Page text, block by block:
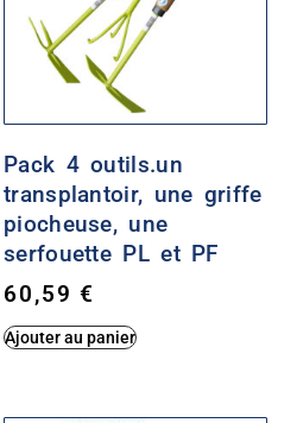
Pack 4 outils.un
transplantoir, une griffe
piocheuse, une
serfouette PL et PF
60,59€
Ajouter au panier